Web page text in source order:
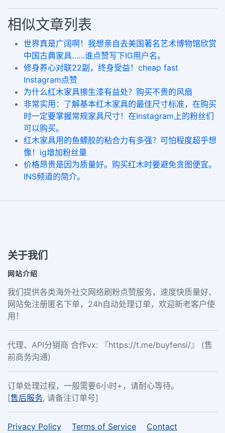
相似文章列表
世界真是广阔啊！我想亲自去美国著名艺术博物馆欣赏
中国古典家具……谁点赞写下IG用户名。
修身养心对联22副，终身受益！cheap fast
Instagram点赞
为什么红木家具擦生漆有益处？购买不贵的风扇
非常实用：了解基本红木家具的最佳尺寸标准，在购买
时一定要掌握常规家具尺寸！在Instagram上的粉丝们
可以购买。
红木家具用的鱼鳔胶的粘合力有多强？可怕程度超乎想
像！ig增加粉丝量
价格昂贵是因为质量好。购买红木时要避免贪图便宜。
INS频道的简介。
关于我们
网站介绍
我们提供各类海外社交网络刷粉点赞服务，速度快质量好、
网站免注册匿名下单，24h自动处理订单，欢迎新老客户使
用！
代理、API分销商 合作vx: 『https://t.me/buyfensi/』 (售
前商务沟通)
订单处理过程，一般需要6小时+，请耐心等待。
[售后服务, 请备注订单号]
Privacy Policy Terms of Service Contact